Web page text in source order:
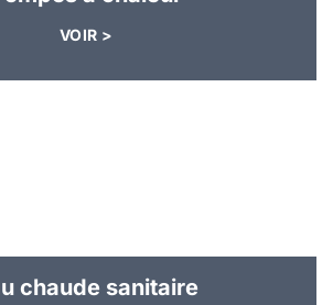
VOIR >
chaude sanitaire